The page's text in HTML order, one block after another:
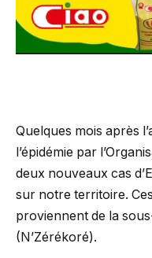
Quelques mois après
l’épidémie par
deux nouveaux cas
sur notre territoire.
proviennent de la
(N’Zérékoré).